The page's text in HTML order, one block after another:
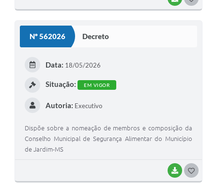
Nº 562026 Decreto
BAIXAR
Data: 18/05/2026
Situação: EM VIGOR
Autoria: Executivo
Dispõe sobre a nomeação de membros e composição da
Conselho Municipal de Segurança Alimentar do Município
de Jardim-MS